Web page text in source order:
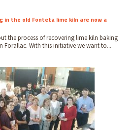
in the old Fonteta lime kiln are now a
the process of recovering lime kiln baking
Forallac. With this initiative we want to...